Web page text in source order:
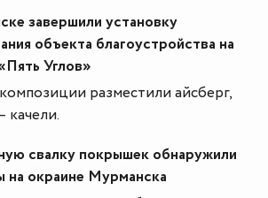
завершили установку
объекта благоустройства на
Углов»
разместили айсберг,
качели.
свалку покрышек обнаружили
на окраине Мурманска